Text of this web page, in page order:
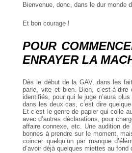
Bienvenue, donc, dans le dur monde
Et bon courage !
POUR
ENRAYER LA
Dès le début de la GAV, dans les
parle, vite et bien. Bien, c’est-à-
identifiés, pour qui le juge n’aura
dans les deux cas, c’est dire
Et c’est le genre de papier qui colle
avec d’autres déclarations, pour
affaire connexe, etc. Une audition de
bonnes à prendre sur le moment,
coincer quelqu’un par manque
d’avoir déjà quelques miettes au fond